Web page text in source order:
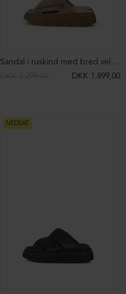
Sandal i ruskind med bred velcrolukning
DKK 1.899,00
NEDSAT